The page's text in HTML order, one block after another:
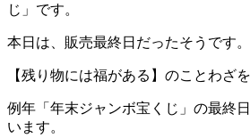
じ」です。
本日は、販売最終日だったそうです。
【残り物には福がある】のことわざ
例年「年末ジャンボ宝くじ」の最終
います。